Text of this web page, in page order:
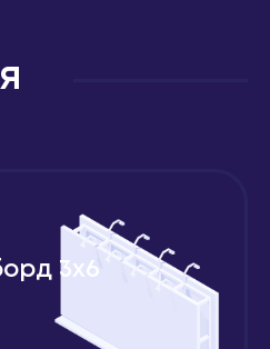
3x6